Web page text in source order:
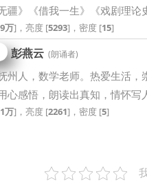
疆》《借我一生》《戏剧理论
万]，亮度 [5293]，密度 [15]
彭燕云 (朗诵者)
州人，数学老师。热爱生活，
心感悟，朗读出真知，情怀写
万]，亮度 [2261]，密度 [5]